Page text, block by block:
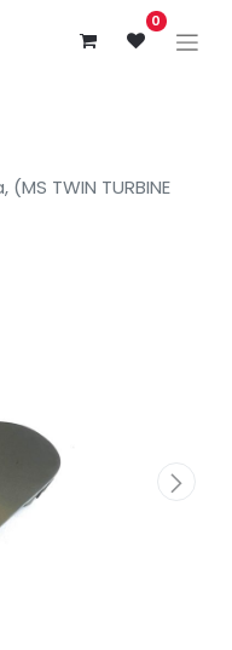
0
TWIN TURBINE